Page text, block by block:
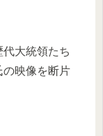
大統領たち
の映像を断片